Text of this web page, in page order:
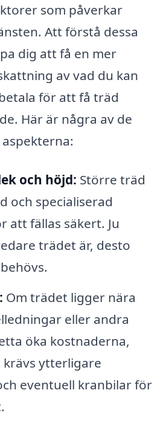
som påverkar
Att förstå dessa
dig att få en mer
av vad du kan
för att få träd
Här är några av de
och höjd: Större träd
och specialiserad
att fällas säkert. Ju
trädet är, desto
Om trädet ligger nära
eller andra
öka kostnaderna,
ytterligare
eventuell kranbilar för